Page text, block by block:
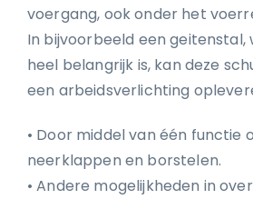
voergang, ook onder het
In bijvoorbeeld een geitenstal,
heel belangrijk is, kan deze
een arbeidsverlichting
• Door middel van één functie
neerklappen en borstelen.
• Andere mogelijkheden in